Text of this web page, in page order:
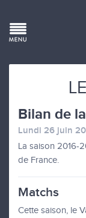
Bilan de
Lundi 26 juin
La saison 2016-
de France.
Matchs
Cette saison, le